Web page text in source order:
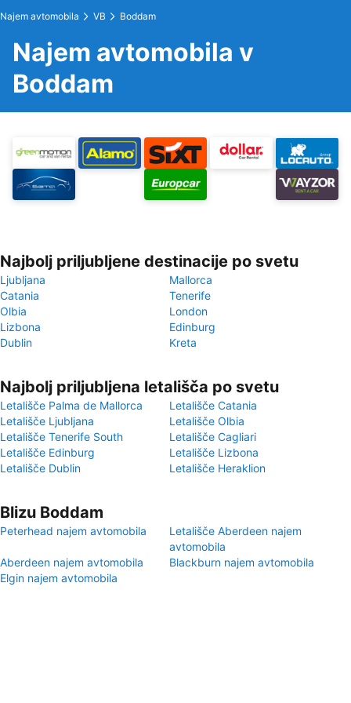
Najem avtomobila VB Boddam
Najem avtomobila v
Boddam
Najbolj priljubljene destinacije po svetu
Ljubljana
Mallorca
Catania
Tenerife
Olbia
London
Lizbona
Edinburg
Dublin
Kreta
Najbolj priljubljena letališča po svetu
Letališče Palma de Mallorca
Letališče Catania
Letališče Ljubljana
Letališče Olbia
Letališče Tenerife South
Letališče Cagliari
Letališče Edinburg
Letališče Lizbona
Letališče Dublin
Letališče Heraklion
Blizu Boddam
Peterhead najem avtomobila
Letališče Aberdeen najem
avtomobila
Aberdeen najem avtomobila
Blackburn najem avtomobila
Elgin najem avtomobila